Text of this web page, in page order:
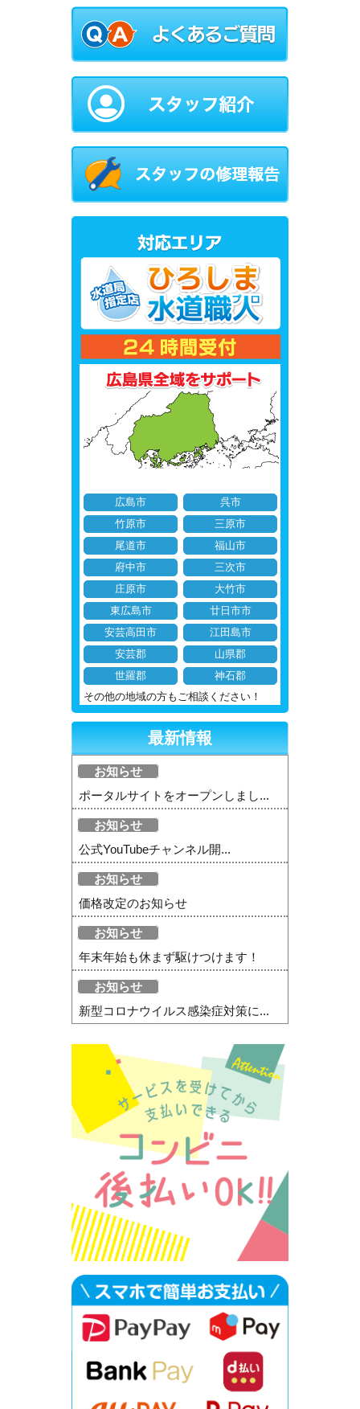
広島市
呉市
竹原市
三原市
尾道市
福山市
府中市
三次市
庄原市
大竹市
東広島市
廿日市市
安芸高田市
江田島市
安芸郡
山県郡
世羅郡
神石郡
その他の地域の方もご相談ください！
最新情報
お知らせ
ポータルサイトをオープンしまし...
お知らせ
公式YouTubeチャンネル開...
お知らせ
価格改定のお知らせ
お知らせ
年末年始も休まず駆けつけます！
お知らせ
新型コロナウイルス感染症対策に...